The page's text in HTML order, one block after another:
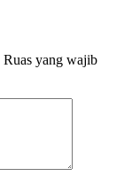
Ruas yang wajib